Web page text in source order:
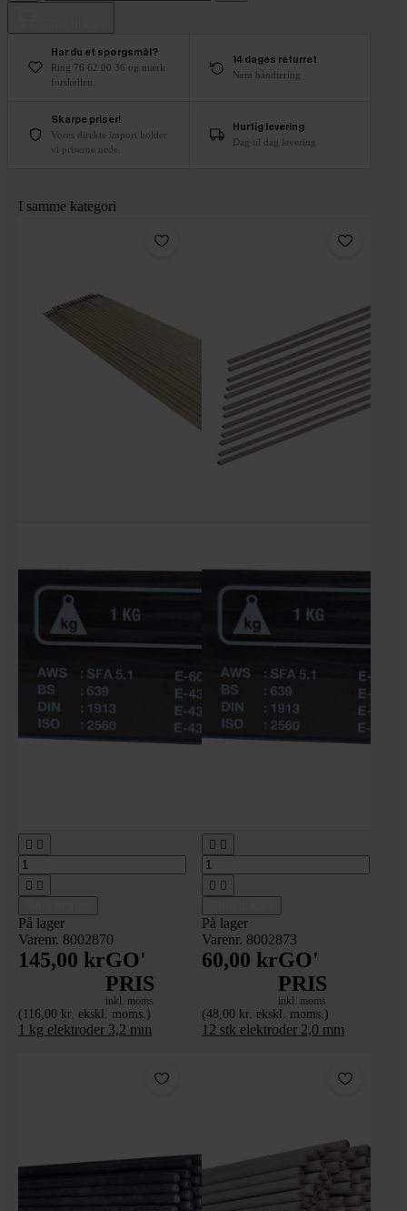
Har du et spørgsmål?
Ring 76 62 00 36 og mærk
forskellen.
14 dages returret
Nem håndtering
Skarpe priser!
Vores direkte import holder
vi priserne nede.
Hurtig levering
Dag til dag levering
I samme kategori
 
 
På lager
Varenr. 8002870
145,00 krGO'
PRIS
inkl. moms
(116,00 kr. ekskl. moms.)
1 kg elektroder 3,2 mm
 
 
På lager
Varenr. 8002873
60,00 krGO'
PRIS
inkl. moms
(48,00 kr. ekskl. moms.)
12 stk elektroder 2,0 mm